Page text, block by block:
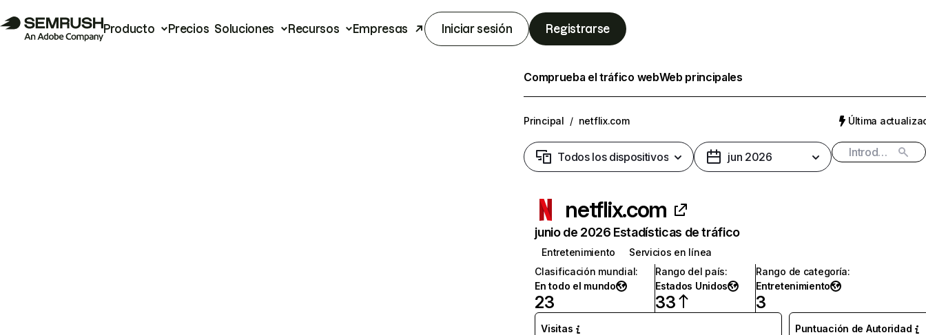
Producto Precios Soluciones Recursos Empresas Iniciar sesión Registrarse
Comprueba el tráfico webWeb principales
Principal / netflix.com Última
Todos los dispositivos jun 2026
netflix.com
junio de 2026 Estadísticas de tráfico
Entretenimiento
Servicios en línea
Clasificación mundial:
En todo el mundo
23
Rango del país:
Estados Unidos
33
Rango de categoría:
Entretenimiento
3
Visitas Puntuación de Autoridad